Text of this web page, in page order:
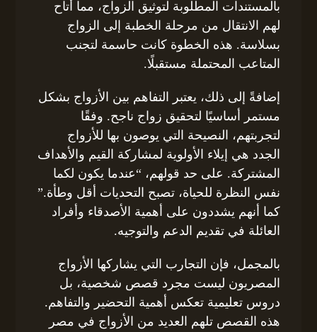
بالمستندات المطلوبة لتوثيق الزواج، مما أتاح
لهم الانتقال من مرحلة الخطبة إلى الزواج
بسلاسة. هذه الخطوة كانت حاسمة لتجنب
المتاعب المحتملة مستقبلًا.
إضافةً إلى ذلك، يعتبر التفاهم بين الأزواج بشكل
مستمر أساسيًا لتحقيق زواج ناجح. وفقًا
لتجربتهم، النصيحة التي يوصون بها للأزواج
الجدد هي إيلاء الأولوية لمشاركة القيم والأهداف
المشتركة. على حد قولهم، “عندما يكون لكما
نفس النظرة للحياة، تصبح التحديات أقل وطأة.”
كما أنهم يشددون على أهمية الأصدقاء وأفراد
العائلة في تقديم الدعم والتوجيه.
بالمجمل، فإن التجارب التي يشاركها الأزواج
المصريون ليست مجرد قصص شخصية، بل
دروس تعليمية تعكس أهمية التحضير والتفاهم.
هذه القصص تلهم العديد من الأزواج في مصر